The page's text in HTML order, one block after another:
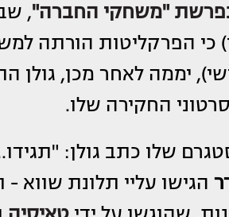
"משחקי החברה",
כי הפרקליטות הורתה
יממה לאחר מכן, גולן
החקירה שלו.
שלו כתב גולן:
הגישו עליי תלונת שווא -